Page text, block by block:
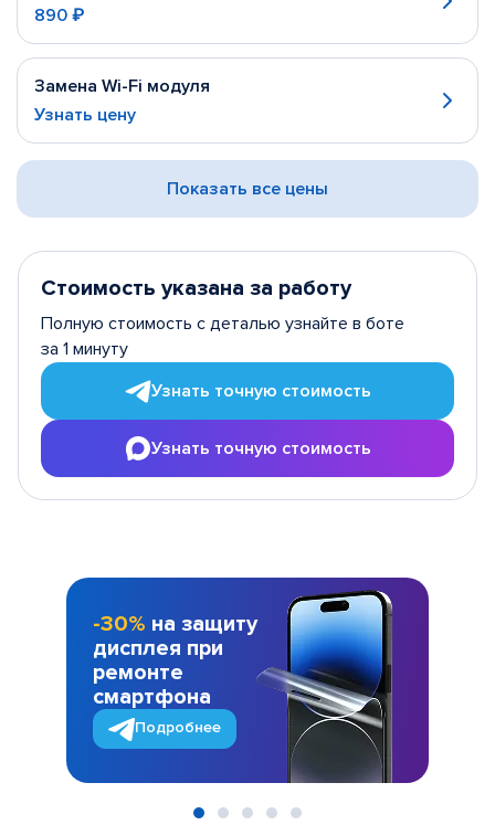
890 ₽
Замена Wi-Fi модуля
Узнать цену
Показать все цены
Стоимость указана за работу
Полную стоимость с деталью узнайте в боте
за 1 минуту
Узнать точную стоимость
Узнать точную стоимость
-30% на защиту
дисплея при
ремонте
смартфона
Подробнее